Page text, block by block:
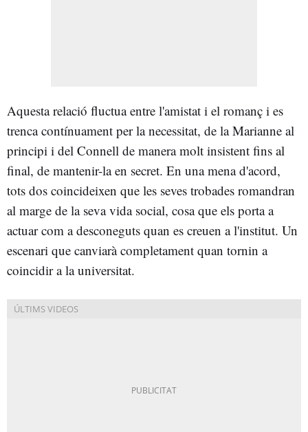
Aquesta relació fluctua entre l'amistat i el romanç i es
trenca contínuament per la necessitat, de la Marianne al
principi i del Connell de manera molt insistent fins al
final, de mantenir-la en secret. En una mena d'acord,
tots dos coincideixen que les seves trobades romandran
al marge de la seva vida social, cosa que els porta a
actuar com a desconeguts quan es creuen a l'institut. Un
escenari que canviarà completament quan tornin a
coincidir a la universitat.